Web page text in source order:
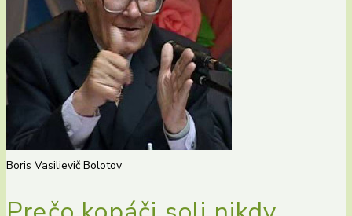
Boris Vasilievič Bolotov